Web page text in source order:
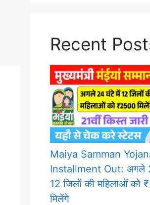
Recent
Maiya Samman
Installment Out: अगले
12 जिलों की महिलाओं को
मिलेंगे